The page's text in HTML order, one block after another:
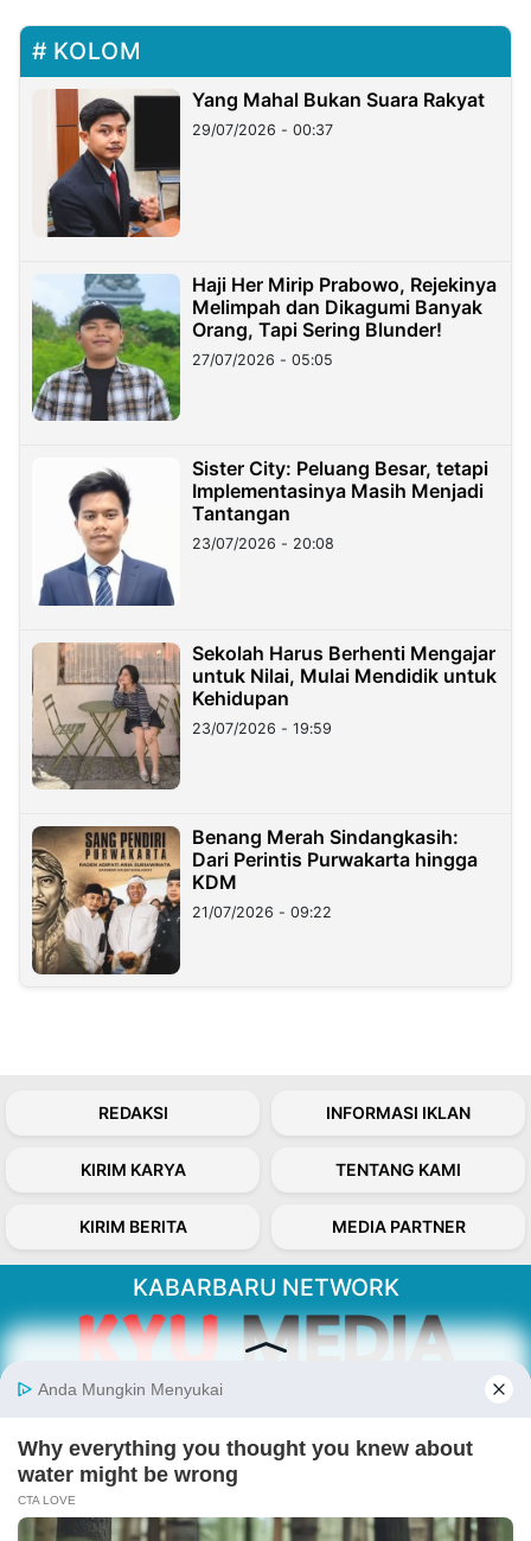
KOLOM
Yang Mahal Bukan Suara Rakyat
29/07/2026 - 00:37
Haji Her Mirip Prabowo, Rejekinya
Melimpah dan Dikagumi Banyak
Orang, Tapi Sering Blunder!
27/07/2026 - 05:05
Sister City: Peluang Besar, tetapi
Implementasinya Masih Menjadi
Tantangan
23/07/2026 - 20:08
Sekolah Harus Berhenti Mengajar
untuk Nilai, Mulai Mendidik untuk
Kehidupan
23/07/2026 - 19:59
Benang Merah Sindangkasih:
Dari Perintis Purwakarta hingga
KDM
21/07/2026 - 09:22
REDAKSI INFORMASI IKLAN
KIRIM KARYA TENTANG KAMI
KIRIM BERITA MEDIA PARTNER
KABARBARU NETWORK
Kabarbaru.co menyajikan berita aktual dan
inspiratif dari sudut pandang berbaik sangka